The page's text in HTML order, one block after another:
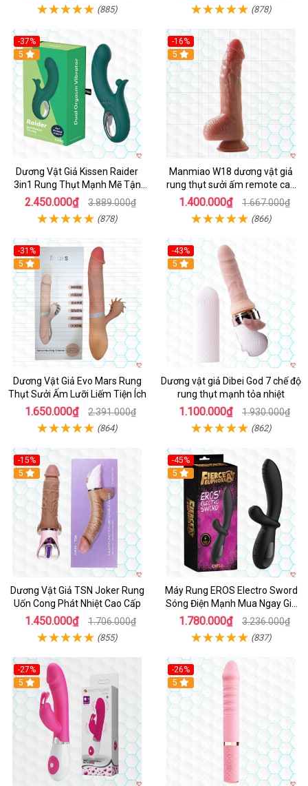
(885) (878)
-37%
Hot
5
Dương Vật Giả Kissen Raider
3in1 Rung Thụt Mạnh Mẽ Tận
Hưởng
2.450.000₫ 3.889.000₫
(878)
-16%
Hot
5
Manmiao W18 dương vật giả
rung thụt sưởi ấm remote cao
cấp
1.400.000₫ 1.667.000₫
(866)
-31%
5
Dương Vật Giả Evo Mars Rung
Thụt Sưởi Ấm Lưỡi Liếm Tiện Ích
1.650.000₫ 2.391.000₫
(864)
-43%
Hot
5
Dương vật giả Dibei God 7 chế độ
rung thụt mạnh tỏa nhiệt
1.100.000₫ 1.930.000₫
(862)
-15%
5
Dương Vật Giả TSN Joker Rung
Uốn Cong Phát Nhiệt Cao Cấp
1.450.000₫ 1.706.000₫
(855)
-45%
5
Máy Rung EROS Electro Sword
Sóng Điện Mạnh Mua Ngay Giá
Tốt
1.780.000₫ 3.236.000₫
(837)
-27%
Hot
5
-26%
Hot
5